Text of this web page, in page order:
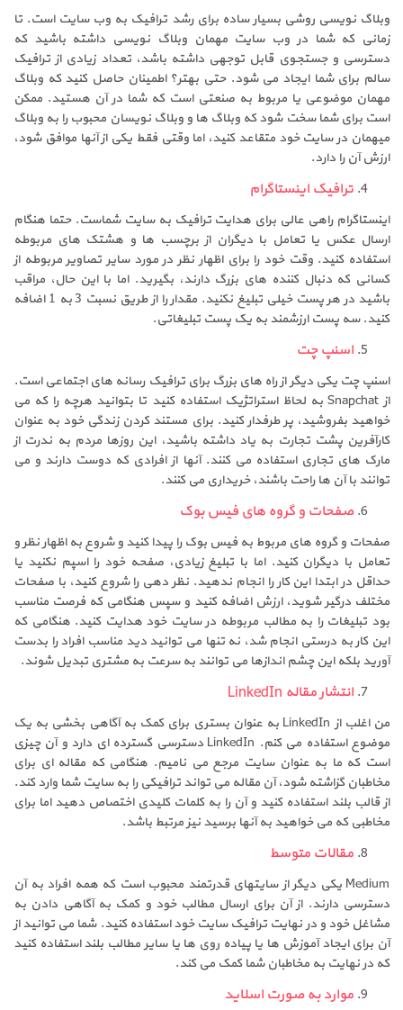
وبلاگ نویسی روشی بسیار ساده برای رشد ترافیک به وب سایت است. تا
زمانی که شما در وب سایت مهمان وبلاگ نویسی داشته باشید که
دسترسی و جستجوی قابل توجهی داشته باشد، تعداد زیادی از ترافیک
سالم برای شما ایجاد می شود. حتی بهتر؟ اطمینان حاصل کنید که وبلاگ
مهمان موضوعی یا مربوط به صنعتی است که شما در آن هستید. ممکن
است برای شما سخت شود که وبلاگ ها و وبلاگ نویسان محبوب را به وبلاگ
میهمان در سایت خود متقاعد کنید، اما وقتی فقط یکی از آنها موافق شود،
ارزش آن را دارد.
ترافیک اینستاگرام
اینستاگرام راهی عالی برای هدایت ترافیک به سایت شماست. حتما هنگام
ارسال عکس یا تعامل با دیگران از برچسب ها و هشتک های مربوطه
استفاده کنید. وقت خود را برای اظهار نظر در مورد سایر تصاویر مربوطه از
کسانی که دنبال کننده های بزرگ دارند، بگیرید. اما با این حال، مراقب
باشید در هر پست خیلی تبلیغ نکنید. مقدار را از طریق نسبت 3 به 1 اضافه
کنید. سه پست ارزشمند به یک پست تبلیغاتی.
اسنپ چت
اسنپ چت یکی دیگر از راه های بزرگ برای ترافیک رسانه های اجتماعی است.
از Snapchat به لحاظ استراتژیک استفاده کنید تا بتوانید هرچه را که می
خواهید بفروشید، پر طرفدار کنید. برای مستند کردن زندگی خود به عنوان
کارآفرین پشت تجارت به یاد داشته باشید، این روزها مردم به ندرت از
مارک های تجاری استفاده می کنند. آنها از افرادی که دوست دارند و می
توانند با آن ها راحت باشند، خریداری می کنند.
صفحات و گروه های فیس بوک
صفحات و گروه های مربوط به فیس بوک را پیدا کنید و شروع به اظهار نظر و
تعامل با دیگران کنید. اما با تبلیغ زیادی، صفحه خود را اسپم نکنید یا
حداقل در ابتدا این کار را انجام ندهید. نظر دهی را شروع کنید، با صفحات
مختلف درگیر شوید، ارزش اضافه کنید و سپس هنگامی که فرصت مناسب
بود تبلیغات را به مطالب مربوطه در سایت خود هدایت کنید. هنگامی که
این کار به درستی انجام شد، نه تنها می توانید دید مناسب افراد را بدست
آورید بلکه این چشم اندازها می توانند به سرعت به مشتری تبدیل شوند.
انتشار مقاله LinkedIn
من اغلب از LinkedIn به عنوان بستری برای کمک به آگاهی بخشی به یک
موضوع استفاده می کنم. LinkedIn دسترسی گسترده ای دارد و آن چیزی
است که ما به عنوان سایت مرجع می نامیم. هنگامی که مقاله ای برای
مخاطبان گزاشته شود، آن مقاله می تواند ترافیکی را به سایت شما وارد کند.
از قالب بلند استفاده کنید و آن را به کلمات کلیدی اختصاص دهید اما برای
مخاطبی که می خواهید به آنها برسید نیز مرتبط باشد.
مقالات متوسط
Medium یکی دیگر از سایتهای قدرتمند محبوب است که همه افراد به آن
دسترسی دارند. از آن برای ارسال مطالب خود و کمک به آگاهی دادن به
مشاغل خود و در نهایت ترافیک سایت خود استفاده کنید. شما می توانید از
آن برای ایجاد آموزش ها یا پیاده روی ها یا سایر مطالب بلند استفاده کنید
که در نهایت به مخاطبان شما کمک می کند.
موارد به صورت اسلاید